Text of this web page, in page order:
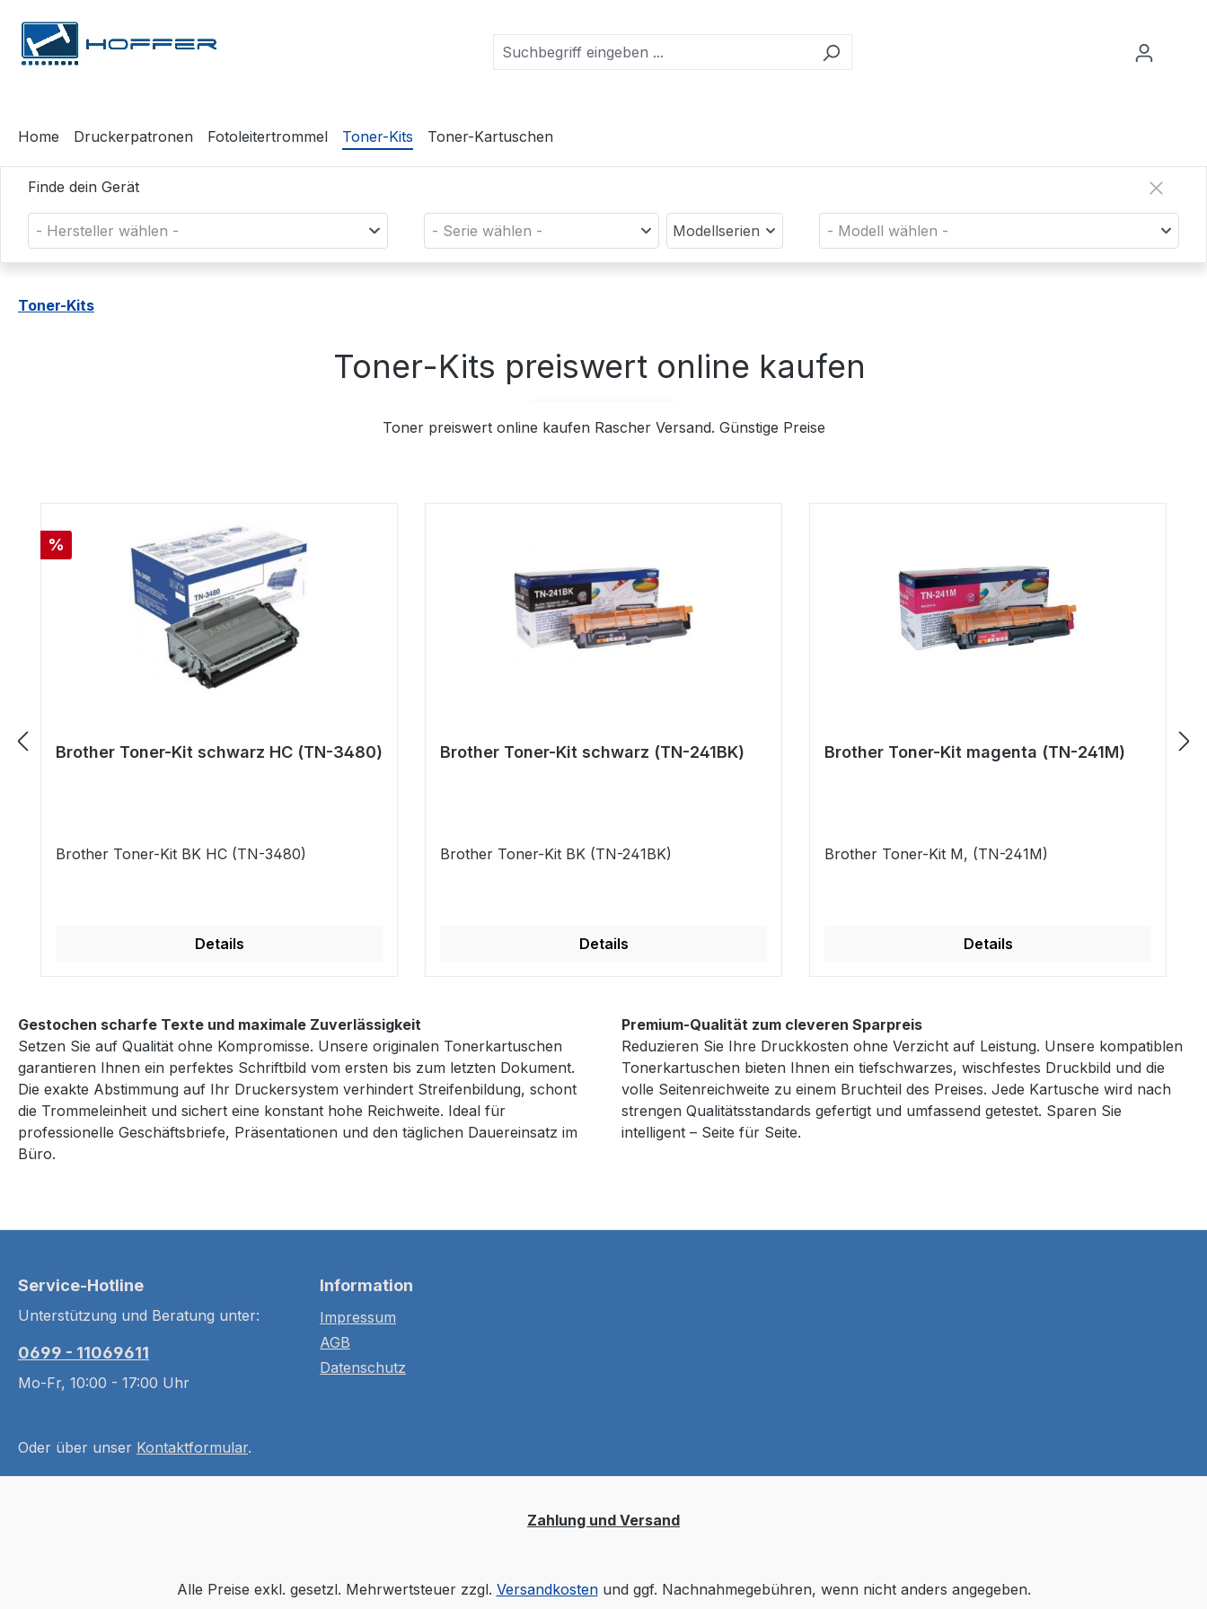
Hauptinhalt springen
Zur Suche springen
Zur Hauptnavigation springen
Home Druckerpatronen Fotoleitertrommel Toner-Kits Toner-Kartuschen
Finde dein Gerät
- Hersteller wählen - - Serie wählen - Modellserien - Modell wählen -
Toner-Kits
Toner-Kits preiswert online kaufen
Toner preiswert online kaufen Rascher Versand. Günstige Preise
Rabatt
%
Brother Toner-Kit schwarz HC (TN-3480)
Brother Toner-Kit BK HC (TN-3480)
Details
Brother Toner-Kit schwarz (TN-241BK)
Brother Toner-Kit BK (TN-241BK)
Details
Brother Toner-Kit magenta (TN-241M)
Brother Toner-Kit M, (TN-241M)
Details
Gestochen scharfe Texte und maximale Zuverlässigkeit
Setzen Sie auf Qualität ohne Kompromisse. Unsere originalen Tonerkartuschen
garantieren Ihnen ein perfektes Schriftbild vom ersten bis zum letzten Dokument.
Die exakte Abstimmung auf Ihr Druckersystem verhindert Streifenbildung, schont
die Trommeleinheit und sichert eine konstant hohe Reichweite. Ideal für
professionelle Geschäftsbriefe, Präsentationen und den täglichen Dauereinsatz im
Büro.
Premium-Qualität zum cleveren Sparpreis
Reduzieren Sie Ihre Druckkosten ohne Verzicht auf Leistung. Unsere kompatiblen
Tonerkartuschen bieten Ihnen ein tiefschwarzes, wischfestes Druckbild und die
volle Seitenreichweite zu einem Bruchteil des Preises. Jede Kartusche wird nach
strengen Qualitätsstandards gefertigt und umfassend getestet. Sparen Sie
intelligent – Seite für Seite.
Service-Hotline
Unterstützung und Beratung unter:
0699 - 11069611
Mo-Fr, 10:00 - 17:00 Uhr
Oder über unser Kontaktformular.
Information
Impressum
AGB
Datenschutz
Zahlung und Versand
Alle Preise exkl. gesetzl. Mehrwertsteuer zzgl. Versandkostenund ggf. Nachnahmegebühren, wenn nicht anders angegeben.